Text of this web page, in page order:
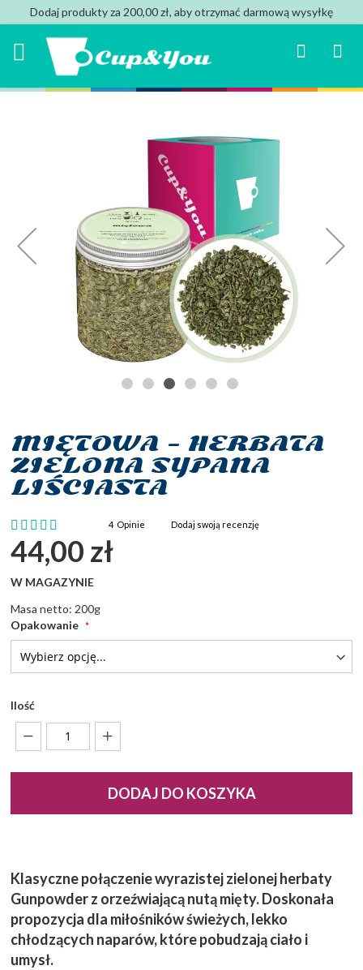
Dodaj produkty za 200,00 zł, aby otrzymać darmową wysyłkę
Mój
Search
MIĘTOWA - HERBATA
ZIELONA SYPANA
LIŚCIASTA
Ocena:
95
% of 100
4 Opinie Dodaj swoją recenzję
44,00 zł
W MAGAZYNIE
Masa netto: 200g
Opakowanie
Ilość
DODAJ DO KOSZYKA
Klasyczne połączenie wyrazistej zielonej herbaty
Gunpowder z orzeźwiającą nutą mięty. Doskonała
propozycja dla miłośników świeżych, lekko
chłodzących naparów, które pobudzają ciało i
umysł.
Przejdź
na
początek
galerii